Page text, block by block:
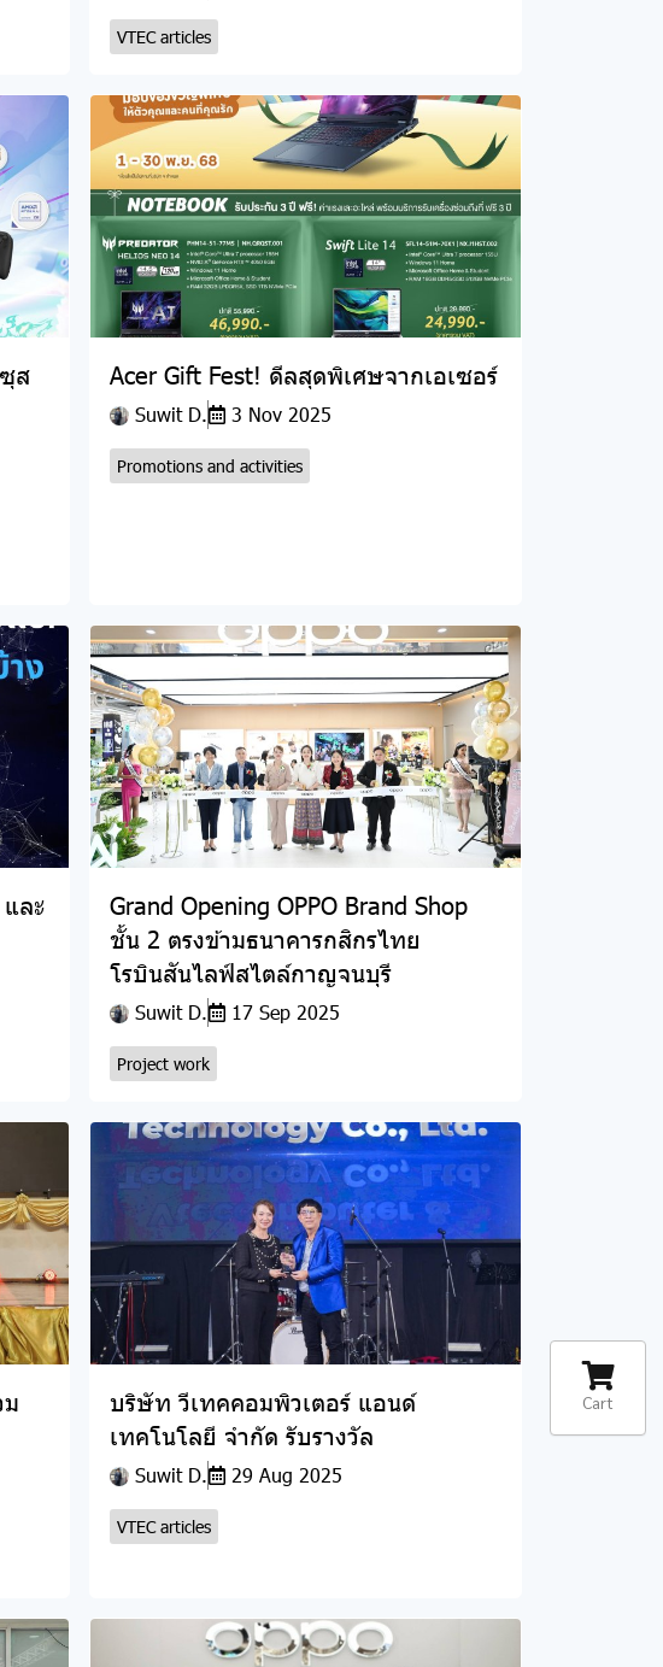
VTEC articles
ส
Acer Gift Fest! ดีลสุดพิเศษจากเอเซอร์
Suwit D. 3 Nov 2025
Promotions and activities
ละ
Grand Opening OPPO Brand Shop
ชั้น 2 ตรงข้ามธนาคารกสิกรไทย
โรบินสันไลฟ์สไตล์กาญจนบุรี
Suwit D. 17 Sep 2025
Project work
ม
บริษัท วีเทคคอมพิวเตอร์ แอนด์
เทคโนโลยี จำกัด รับรางวัล
Suwit D. 29 Aug 2025
VTEC articles
Cart